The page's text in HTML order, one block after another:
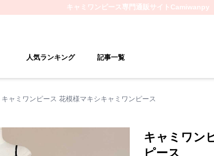
キャミワンピース専門通販サイト Camiwanpy
人気ランキング 記事一覧
キャミワンピース 花模様マキシキャミワンピース
キャミワン
ピース